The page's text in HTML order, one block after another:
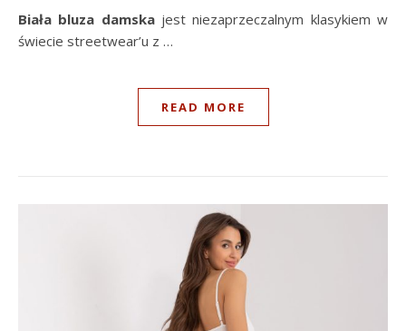
Biała bluza damskajest niezaprzeczalnym klasykiem w
świecie streetwear’u z …
READ MORE